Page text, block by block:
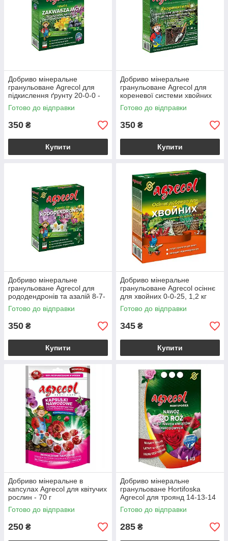
Добриво мінеральне
гранульоване Agrecol для
підкислення ґрунту 20-0-0 -
1,2 кг
Готово до відправки
350 ₴
Купити
Добриво мінеральне
гранульоване Agrecol для
кореневої системи хвойних
7-21-7 - 1,2 кг
Готово до відправки
350 ₴
Купити
Добриво мінеральне
гранульоване Agrecol для
рододендронів та азалій 8-7-
22 - 1,2 кг
Готово до відправки
350 ₴
Купити
Добриво мінеральне
гранульоване Agrecol осіннє
для хвойних 0-0-25, 1,2 кг
Готово до відправки
345 ₴
Купити
Добриво мінеральне в
капсулах Agrecol для квітучих
рослин - 70 г
Готово до відправки
250 ₴
Добриво мінеральне
гранульоване Hortifoska
Agrecol для троянд 14-13-14
— 1 кг
Готово до відправки
285 ₴